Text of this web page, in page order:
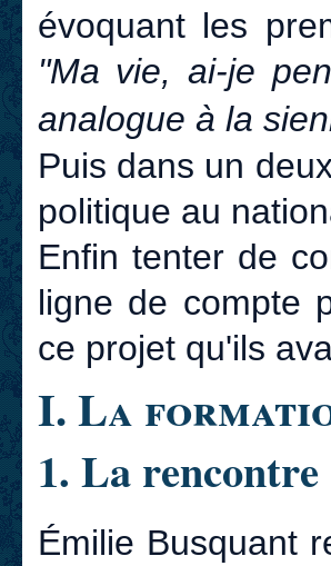
évoquant les
"Ma vie, ai-je
analogue à la
Puis dans un
politique au
Enfin tenter de
ligne de compte
ce projet qu'ils
I. La
1. La rencontre
Émilie Busquant